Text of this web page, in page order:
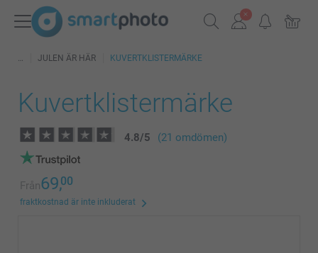
JULEN ÄR HÄR KUVERTKLISTERMÄRKE
Kuvertklistermärke
4.8/5 (21 omdömen)
Från69,00
fraktkostnad är inte inkluderat